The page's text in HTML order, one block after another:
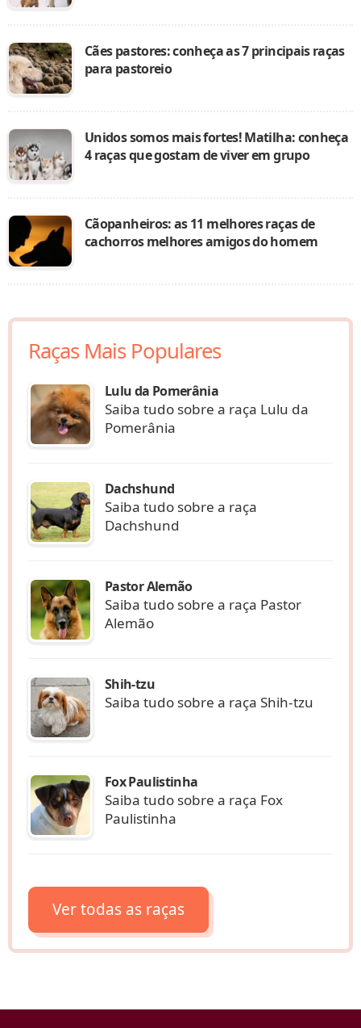
Cães pastores: conheça as 7 principais raças
para pastoreio
Unidos somos mais fortes! Matilha: conheça
4 raças que gostam de viver em grupo
Cãopanheiros: as 11 melhores raças de
cachorros melhores amigos do homem
Raças Mais Populares
Lulu da Pomerânia
Saiba tudo sobre a raça Lulu da
Pomerânia
Dachshund
Saiba tudo sobre a raça
Dachshund
Pastor Alemão
Saiba tudo sobre a raça Pastor
Alemão
Shih-tzu
Saiba tudo sobre a raça Shih-tzu
Fox Paulistinha
Saiba tudo sobre a raça Fox
Paulistinha
Ver todas as raças